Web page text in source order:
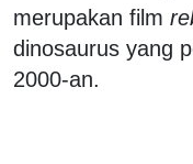
merupakan film
dinosaurus yang
2000-an.